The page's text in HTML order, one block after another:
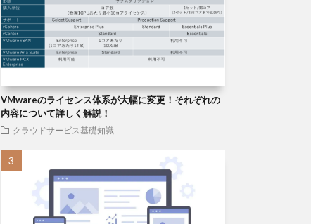
VMwareのライセンス体系が大幅に変更！それぞれの
内容について詳しく解説！
クラウドサービス基礎知識